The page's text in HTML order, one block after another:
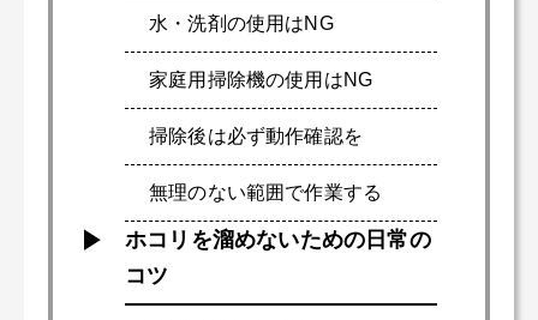
水・洗剤の使用はNG
家庭用掃除機の使用はNG
掃除後は必ず動作確認を
無理のない範囲で作業する
ホコリを溜めないための日常の
コツ